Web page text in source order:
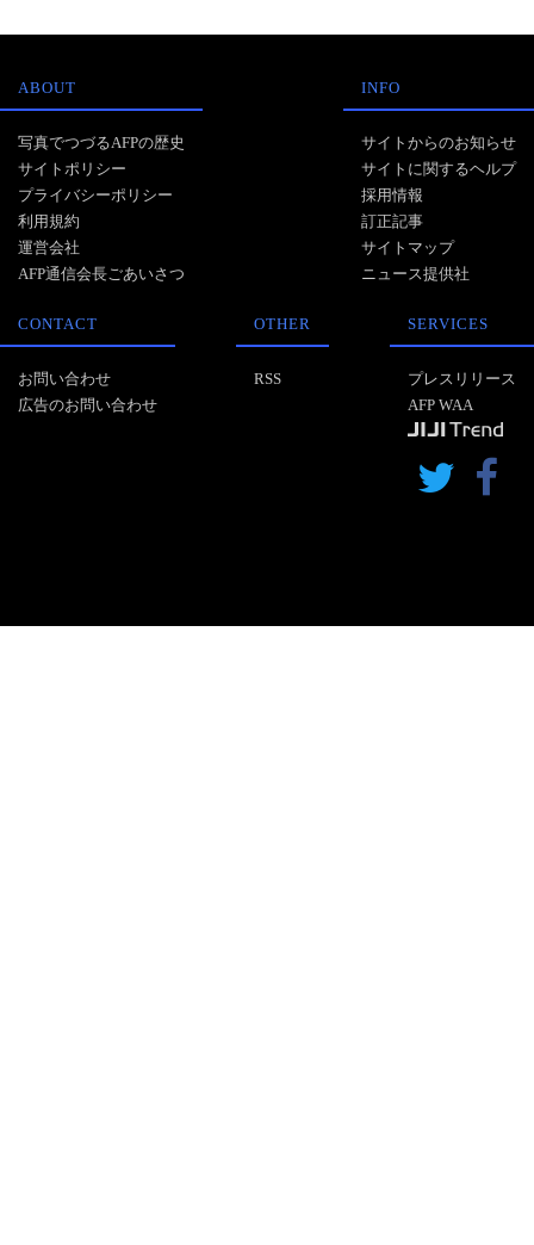
ABOUT
写真でつづるAFPの歴史
サイトポリシー
プライバシーポリシー
利用規約
運営会社
AFP通信会長ごあいさつ
INFO
サイトからのお知らせ
サイトに関するヘルプ
採用情報
訂正記事
サイトマップ
ニュース提供社
CONTACT
お問い合わせ
広告のお問い合わせ
OTHER
RSS
SERVICES
プレスリリース
AFP WAA